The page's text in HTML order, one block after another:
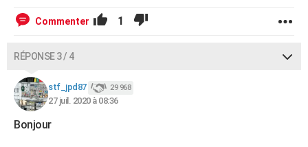
Commenter 1
RÉPONSE 3 / 4
stf_jpd87 29 968
27 juil. 2020 à 08:36
Bonjour